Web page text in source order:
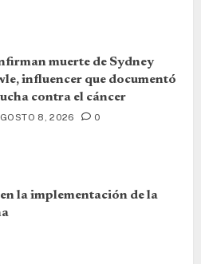
muerte de Sydney
influencer que documentó
contra el cáncer
8, 2026 0
la implementación de la